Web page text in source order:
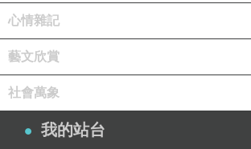
心情雜記
藝文欣賞
社會萬象
我的站台